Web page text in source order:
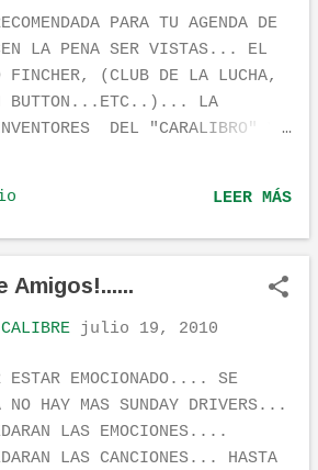
allá por Enero de 1969.
no pudimos asistir, no se
todos los sitios, y la
20 pavos y con aforo
he buscad...
PARA TU AGENDA DE
LA PENA SER VISTAS... EL
FINCHER, (CLUB DE LA LUCHA,
BUTTON...ETC..)... LA
DEL "CARALIBRO" Y
VIENE CON REGALO...
LEER MÁS
Amigos!......
julio 19, 2010
ESTAR EMOCIONADO.... SE
HAY MAS SUNDAY DRIVERS...
LAS EMOCIONES....
LAS CANCIONES... HASTA